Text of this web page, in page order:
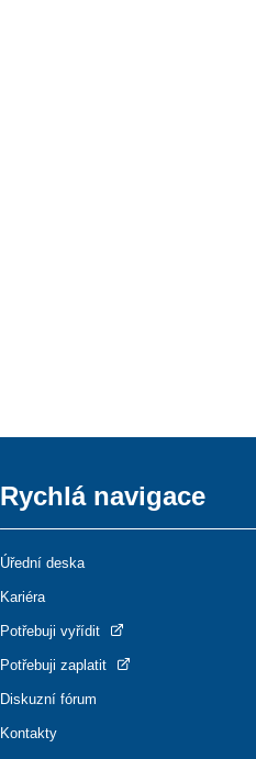
Rychlá navigace
Úřední deska
Kariéra
Potřebuji vyřídit
Potřebuji zaplatit
Diskuzní fórum
Kontakty